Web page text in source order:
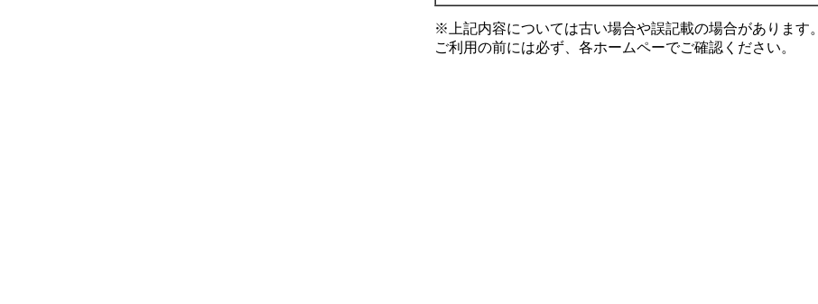
※上記内容については古い場合や誤記載の場合があります。
ご利用の前には必ず、各ホームペーでご確認ください。